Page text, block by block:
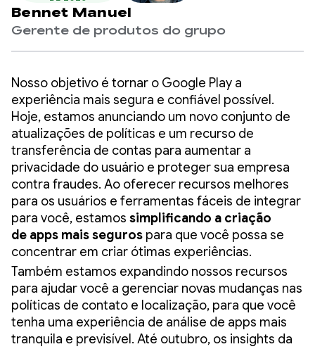
Bennet Manuel
Gerente de produtos do grupo
Nosso objetivo é tornar o Google Play a
experiência mais segura e confiável possível.
Hoje, estamos anunciando um novo conjunto de
atualizações de políticas e um recurso de
transferência de contas para aumentar a
privacidade do usuário e proteger sua empresa
contra fraudes. Ao oferecer recursos melhores
para os usuários e ferramentas fáceis de integrar
para você, estamos simplificando a criação
de apps mais seguros para que você possa se
concentrar em criar ótimas experiências.
Também estamos expandindo nossos recursos
para ajudar você a gerenciar novas mudanças nas
políticas de contato e localização, para que você
tenha uma experiência de análise de apps mais
tranquila e previsível. Até outubro, os insights da